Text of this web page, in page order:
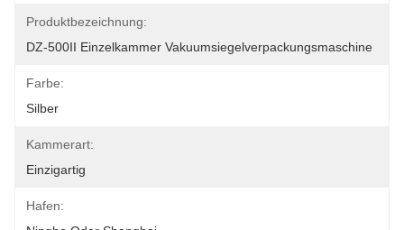
Produktbezeichnung:
DZ-500II Einzelkammer Vakuumsiegelverpackungsmaschine
Farbe:
Silber
Kammerart:
Einzigartig
Hafen: